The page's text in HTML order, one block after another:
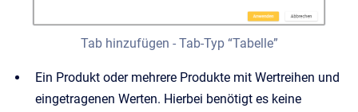
Tab hinzufügen - Tab-Typ “Tabelle”
Ein Produkt oder mehrere Produkte mit Wertreihen und
eingetragenen Werten. Hierbei benötigt es keine